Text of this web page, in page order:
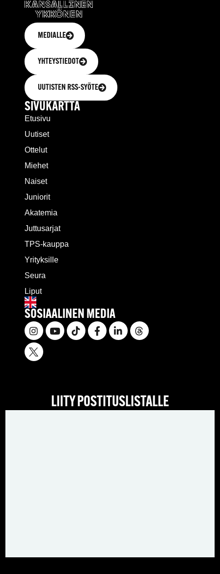
MEDIALLE
YHTEYSTIEDOT
UUTISTEN RSS-SYÖTE
SIVUKARTTA
Etusivu
Uutiset
Ottelut
Miehet
Naiset
Juniorit
Akatemia
Juttusarjat
TPS-kauppa
Yrityksille
Seura
Liput
SOSIAALINEN MEDIA
LIITY POSTITUSLISTALLE